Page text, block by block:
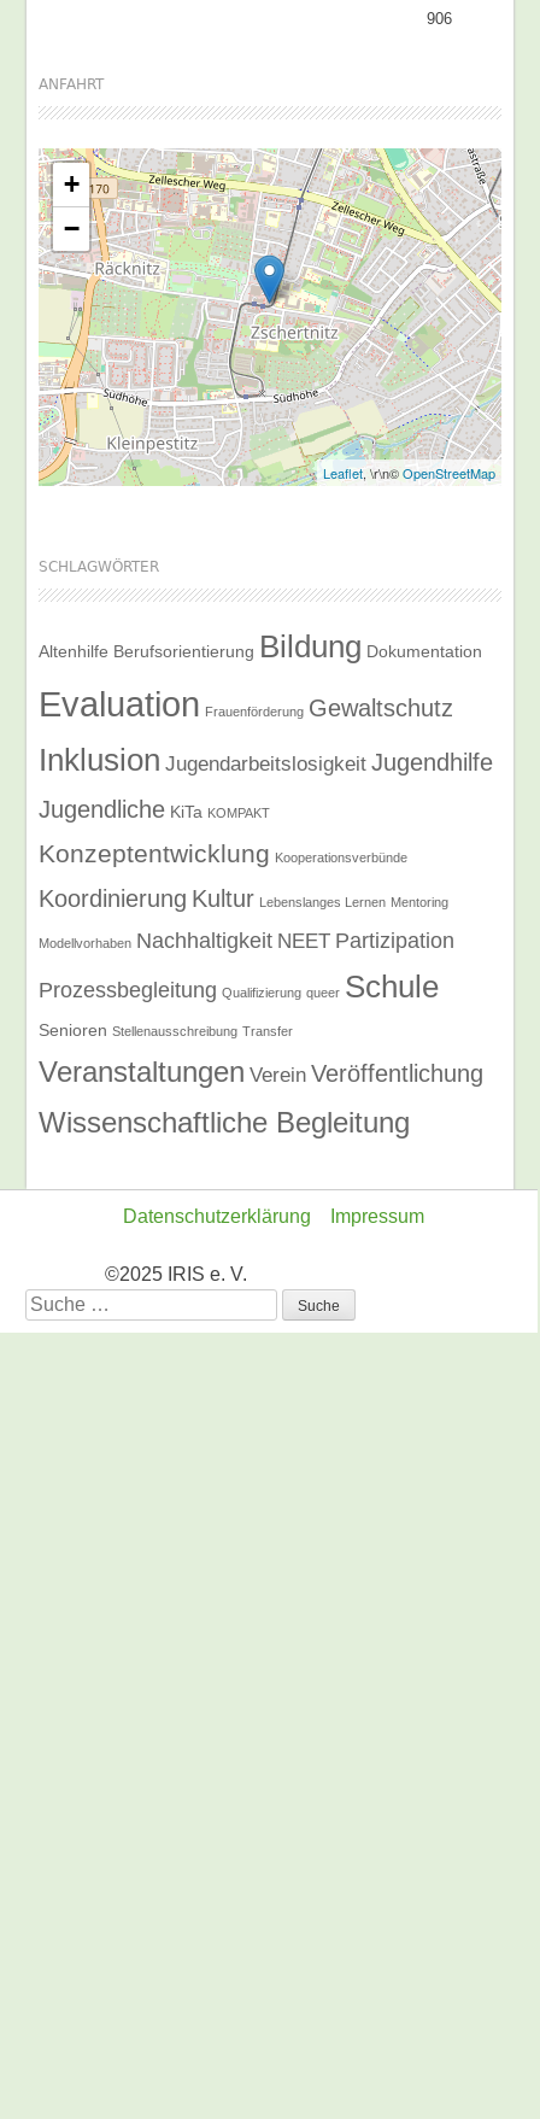
906
ANFAHRT
+
−
Leaflet, \r\n©OpenStreetMap
SCHLAGWÖRTER
Altenhilfe Berufsorientierung Bildung Dokumentation
Evaluation Frauenförderung Gewaltschutz
Inklusion Jugendarbeitslosigkeit Jugendhilfe
Jugendliche KiTa KOMPAKT
Konzeptentwicklung Kooperationsverbünde
Koordinierung Kultur Lebenslanges Lernen Mentoring
Modellvorhaben Nachhaltigkeit NEET Partizipation
Prozessbegleitung Qualifizierung queer Schule
Senioren Stellenausschreibung Transfer
Veranstaltungen Verein Veröffentlichung
Wissenschaftliche Begleitung
Datenschutzerklärung Impressum
©2025 IRIS e. V.
Suche
nach: